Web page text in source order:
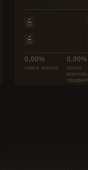
0,00%
поиск золота
0,00%
поиск